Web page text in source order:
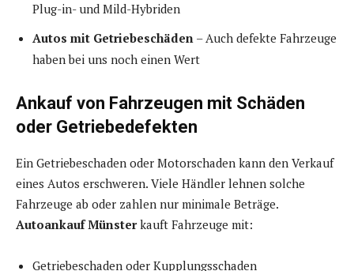
Plug-in- und Mild-Hybriden
Autos mit Getriebeschäden – Auch defekte Fahrzeuge
haben bei uns noch einen Wert
Ankauf von Fahrzeugen mit Schäden
oder Getriebedefekten
Ein Getriebeschaden oder Motorschaden kann den Verkauf
eines Autos erschweren. Viele Händler lehnen solche
Fahrzeuge ab oder zahlen nur minimale Beträge.
Autoankauf Münsterkauft Fahrzeuge mit:
Getriebeschaden oder Kupplungsschaden